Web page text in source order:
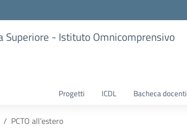
Superiore - Istituto Omnicomprensivo
Progetti ICDL Bacheca docenti
PCTO all’estero